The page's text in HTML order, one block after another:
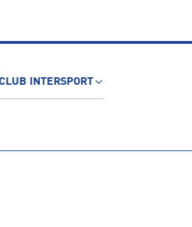
CLUB INTERSPORT